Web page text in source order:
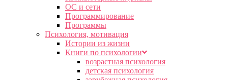
ОС и сети
Программирование
Программы
Психология, мотивация
Истории из жизни
Книги по психологии
возрастная психология
детская психология